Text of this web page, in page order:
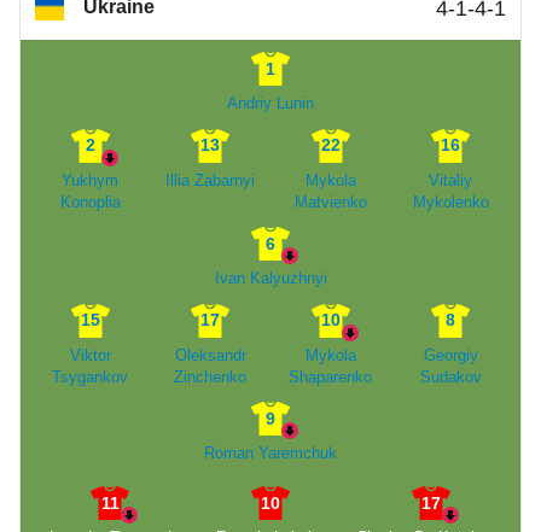
Ukraine 4-1-4-1
1
Andriy Lunin
2
Yukhym
Konoplia
13
Illia Zabarnyi
22
Mykola
Matvienko
16
Vitaliy
Mykolenko
6
Ivan Kalyuzhnyi
15
Viktor
Tsygankov
17
Oleksandr
Zinchenko
10
Mykola
Shaparenko
8
Georgiy
Sudakov
9
Roman Yaremchuk
11
10
17